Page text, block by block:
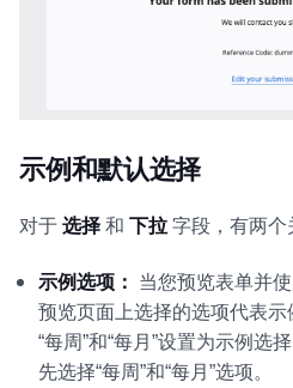
示例和默认选择
对于选择和下拉字段，有两个
示例选项： 当您预览表单并
预览页面上选择的选项代表
“每周”和“每月”设置为示例选
先选择“每周”和“每月”选项。